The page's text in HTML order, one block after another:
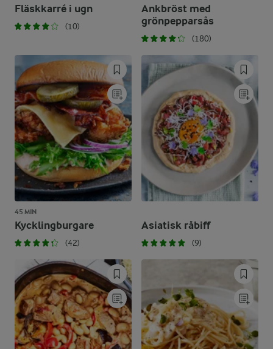
Fläskkarré i ugn
(10)
Ankbröst med
grönpepparsås
(180)
45 MIN
Kycklingburgare
(42)
Asiatisk råbiff
(9)